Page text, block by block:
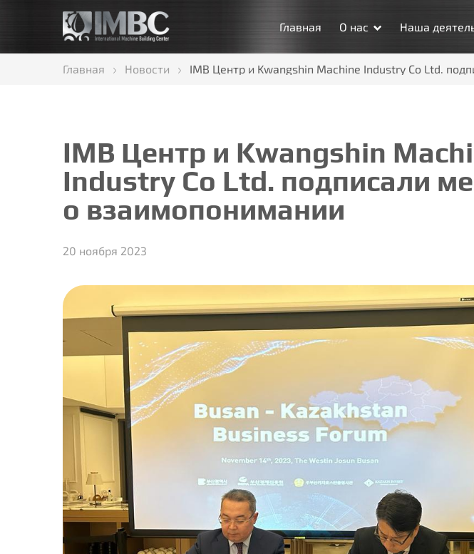
Главная О нас Наша
Главная Новости IMB Центр и Kwangshin Machine Industry Co Ltd.
IMB Центр и Kwangshin
Industry Co Ltd. подписали
о взаимопонимании
20 ноября 2023